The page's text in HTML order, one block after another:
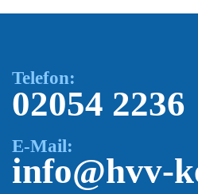
Telefon:
02054 2236
E-Mail:
info@hvv-